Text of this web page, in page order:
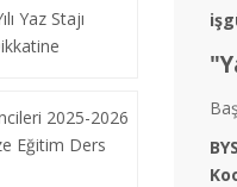
Yaz Stajı
2025-2026
Eğitim Ders